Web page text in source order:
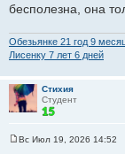
е
бесполезна, она
Обезьянке 21 год 9
Лисенку 7 лет 6 дней
Стихия
Студент
Вс Июл 19, 2026 14:52